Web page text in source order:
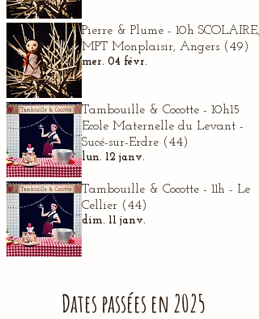
Pierre & Plume - 10h SCOLAIRE,
MPT Monplaisir, Angers (49)
mer. 04 févr.
Tambouille & Cocotte - 10h15
Ecole Maternelle du Levant -
Sucé-sur-Erdre (44)
lun. 12 janv.
Tambouille & Cocotte - 11h - Le
Cellier (44)
dim. 11 janv.
Dates passées en 2025